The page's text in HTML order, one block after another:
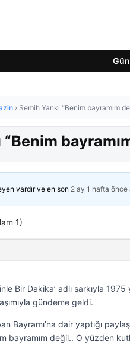
› Semih Yankı “Benim bayramım
“Benim
vardır ve en son 2 ay 1 hafta önce
1)
Bir Dakika’ adlı şarkıyla
gündeme geldi.
Bayramı’na dair yaptığı
bayramım değil.. O yüzden